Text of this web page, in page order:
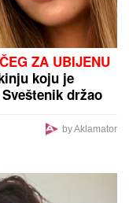
VOZAČ
na putu, pa